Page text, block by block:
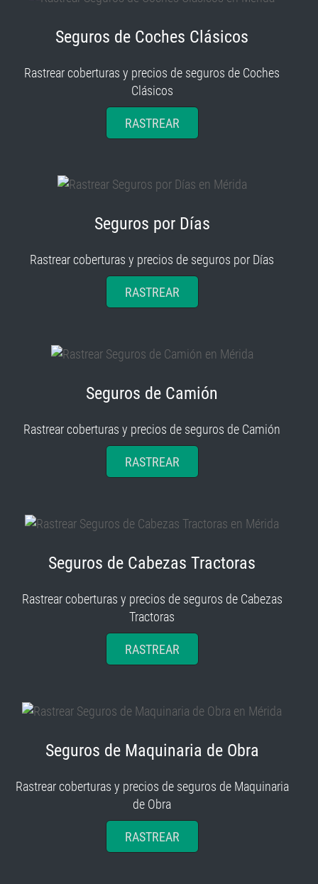
Rastrear coberturas y precios de seguros de Coches
Clásicos
RASTREAR
Rastrear coberturas y precios de seguros por Días
RASTREAR
Rastrear coberturas y precios de seguros de Camión
RASTREAR
Rastrear coberturas y precios de seguros de Cabezas
Tractoras
RASTREAR
Rastrear coberturas y precios de seguros de Maquinaria
de Obra
RASTREAR